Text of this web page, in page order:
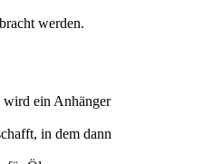
werden.
wird ein Anhänger
in dem dann